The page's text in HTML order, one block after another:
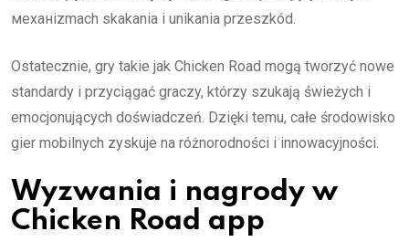
механizmach skakania i unikania przeszkód.
Ostatecznie, gry takie jak Chicken Road mogą tworzyć nowe
standardy i przyciągać graczy, którzy szukają świeżych i
emocjonujących doświadczeń. Dzięki temu, całe środowisko
gier mobilnych zyskuje na różnorodności i innowacyjności.
Wyzwania i nagrody w
Chicken Road app